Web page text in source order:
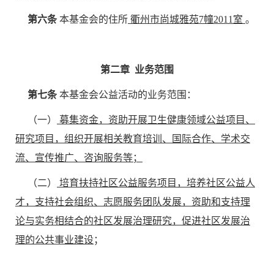
第六条本基金会的住所 衢州市尚城雅苑7幢2011室 。
第二章 业务范围
第七条本基金会公益活动的业务范围：
（一）
募集资金，资助开展卫生健康领域公益项目、
研究项目，组织开展相关教育培训、国际合作、学术交
流、宣传推广、咨询服务等；
（二）
培育扶持社区公益服务项目，培养社区公益人
才，支持社会组织、志愿服务团队发展， 资助和支持理
论与实务相结合的社区发展治理研究， 促进社区发展治
理的公共事业建设；